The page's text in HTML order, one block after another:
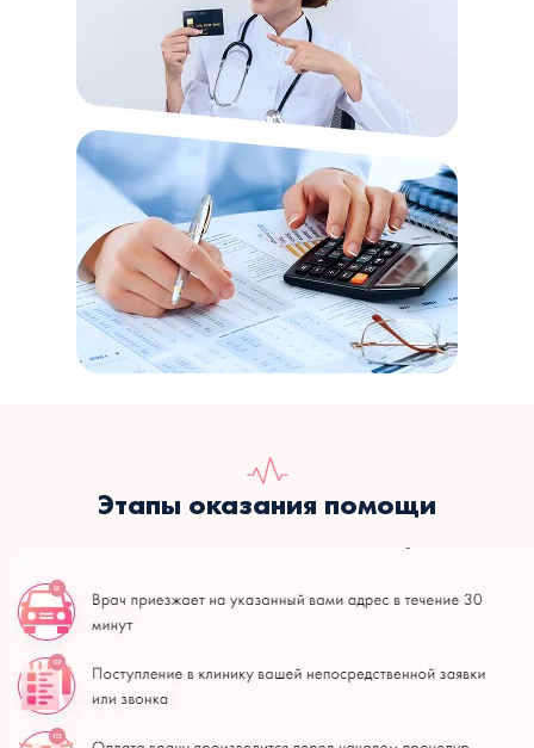
Этапы оказания помощи